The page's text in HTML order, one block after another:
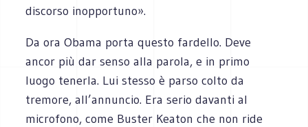
discorso inopportuno».
Da ora Obama porta questo fardello. Deve
ancor più dar senso alla parola, e in primo
luogo tenerla. Lui stesso è parso colto da
tremore, all’annuncio. Era serio davanti al
microfono, come Buster Keaton che non ride